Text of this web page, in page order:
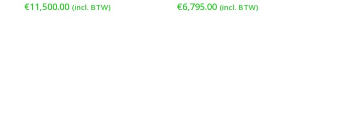
€11,500.00 (incl. BTW)
€6,795.00 (incl. BTW)